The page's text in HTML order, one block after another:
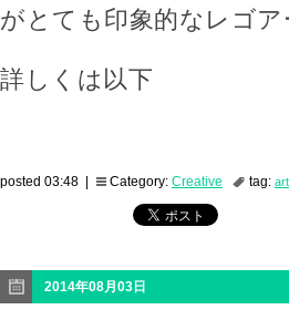
がとても印象的なレゴ
詳しくは以下
posted 03:48 | Category: Creative tag: art
2014年08月03日